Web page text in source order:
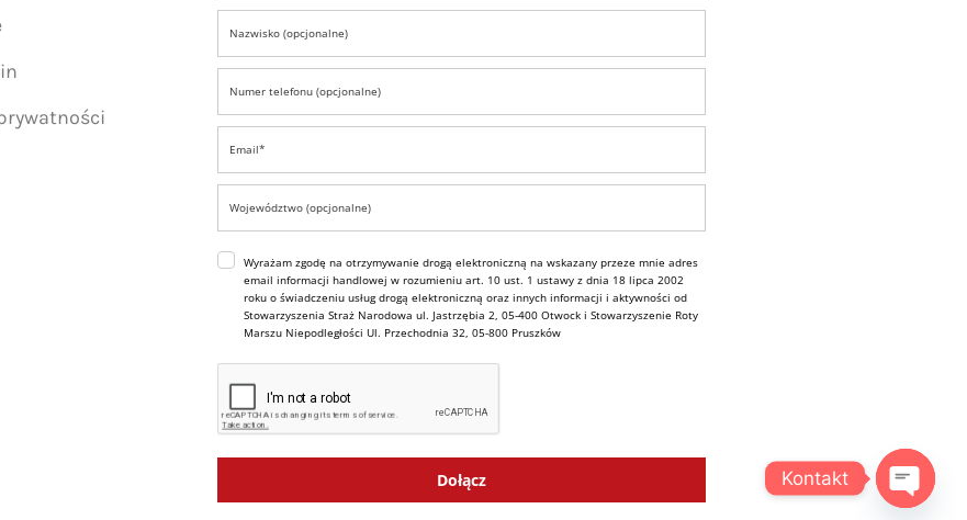
Wyrażam zgodę na otrzymywanie drogą elektroniczną na wskazany przeze mnie adres
email informacji handlowej w rozumieniu art. 10 ust. 1 ustawy z dnia 18 lipca 2002
roku o świadczeniu usług drogą elektroniczną oraz innych informacji i aktywności od
Stowarzyszenia Straż Narodowa ul. Jastrzębia 2, 05-400 Otwock i Stowarzyszenie Roty
Marszu Niepodległości Ul. Przechodnia 32, 05-800 Pruszków
Dołącz Kontakt